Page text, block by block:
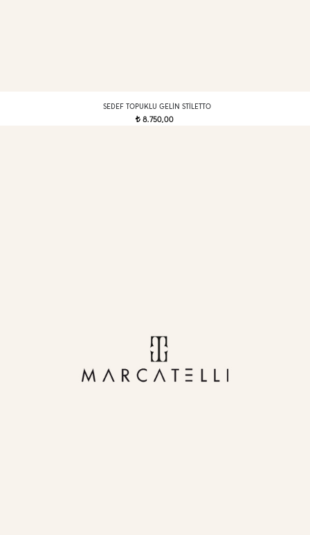
SEDEF TOPUKLU GELIN STILETTO
t8.750,00